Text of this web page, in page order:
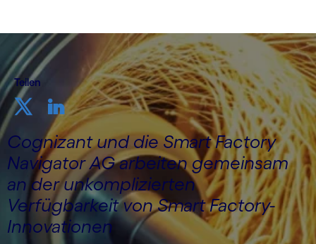
Teilen
Cognizant und die Smart Factory
Navigator AG arbeiten gemeinsam
an der unkomplizierten
Verfügbarkeit von Smart Factory-
Innovationen